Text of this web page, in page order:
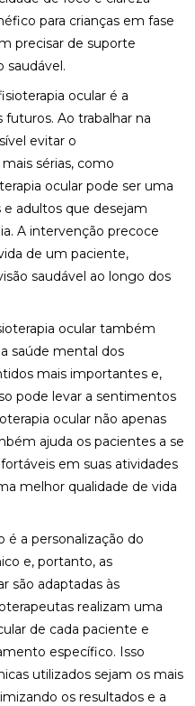
para crianças em fase
precisar de suporte
saudável.
ocular é a
Ao trabalhar na
evitar o
sérias, como
ocular pode ser uma
e adultos que desejam
A intervenção precoce
de um paciente,
saudável ao longo dos
ocular também
saúde mental dos
mais importantes e,
pode levar a sentimentos
ocular não apenas
ajuda os pacientes a se
em suas atividades
melhor qualidade de vida
é a personalização do
e, portanto, as
são adaptadas às
realizam uma
de cada paciente e
específico. Isso
utilizados sejam os mais
os resultados e a
PARA A COLUNA
RJ PARA SUA SAÚDE
CERVICAL
EM NITERÓI
NA FISIOTERAPIA
PARA A SAÚDE